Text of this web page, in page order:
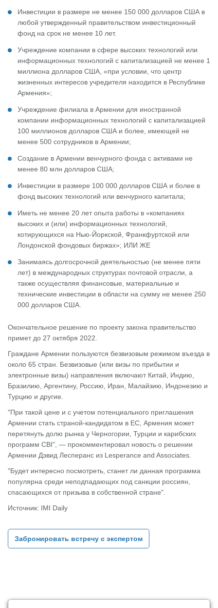
Инвестиции в размере не менее 150 000 долларов США в
любой утвержденный правительством инвестиционный
фонд на срок не менее 10 лет.
Учреждение компании в сфере высоких технологий или
информационных технологий с капитализацией не менее 1
миллиона долларов США, «при условии, что центр
жизненных интересов учредителя находится в Республике
Армения»;
Учреждение филиала в Армении для иностранной
компании информационных технологий с капитализацией
100 миллионов долларов США и более, имеющей не
менее 500 сотрудников в Армении;
Создание в Армении венчурного фонда с активами не
менее 80 млн долларов США;
Инвестиции в размере 100 000 долларов США и более в
фонд высоких технологий или венчурного капитала;
Иметь не менее 20 лет опыта работы в «компаниях
высоких и (или) информационных технологий,
котирующихся на Нью-Йоркской, Франкфуртской или
Лондонской фондовых биржах»; ИЛИ ЖЕ
Занимаясь долгосрочной деятельностью (не менее пяти
лет) в международных структурах почтовой отрасли, а
также осуществляя финансовые, материальные и
технические инвестиции в области на сумму не менее 250
000 долларов США.
Окончательное решение по проекту закона правительство
примет до 27 октября 2022.
Граждане Армении пользуются безвизовым режимом въезда в
около 65 стран. Безвизовые (или визы по прибытии и
электронные визы) направления включают Китай, Индию,
Бразилию, Аргентину, Россию, Иран, Малайзию, Индонезию и
Турцию и другие.
"При такой цене и с учетом потенциального приглашения
Армении стать страной-кандидатом в ЕС, Армения может
перетянуть долю рынка у Черногории, Турции и карибских
программ CBI", — прокомментировал новость о решении
Армении Дэвид Лесперанс из Lesperance and Associates.
"Будет интересно посмотреть, станет ли данная программа
популярна среди неподпадающих под санкции россиян,
спасающихся от призыва в собственной стране".
Источник: IMI Daily
Забронировать встречу с экспертом